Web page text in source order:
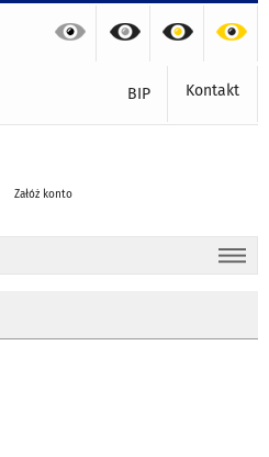
BIP Kontakt
Załóż konto